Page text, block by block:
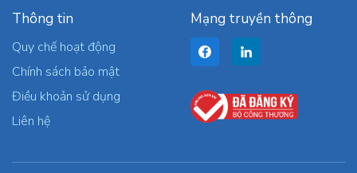
Thông tin
Quy chế hoạt động
Chính sách bảo mật
Điều khoản sử dụng
Liên hệ
Mạng truyền thông